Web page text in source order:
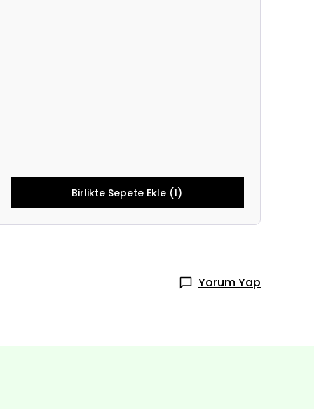
Birlikte Sepete Ekle (1)
Yorum Yap